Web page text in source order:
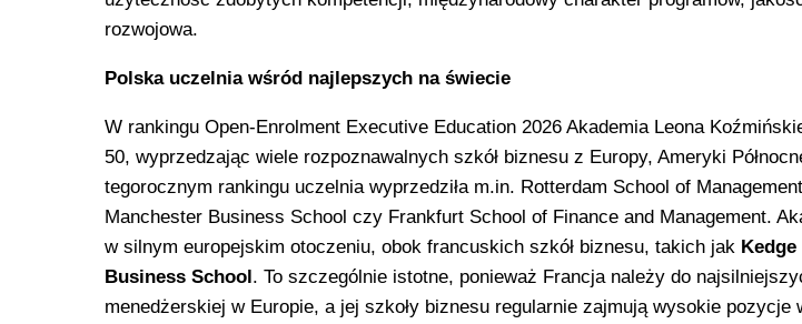
rozwojowa.
Polska uczelnia wśród najlepszych na świecie
W rankingu Open-Enrolment Executive Education 2026 Akademia Leona
50, wyprzedzając wiele rozpoznawalnych szkół biznesu z Europy, Ameryki
tegorocznym rankingu uczelnia wyprzedziła m.in. Rotterdam School of
Manchester Business School czy Frankfurt School of Finance and Management.
w silnym europejskim otoczeniu, obok francuskich szkół biznesu, takich jak
Business School. To szczególnie istotne, ponieważ Francja należy do
menedżerskiej w Europie, a jej szkoły biznesu regularnie zajmują wysokie pozycje